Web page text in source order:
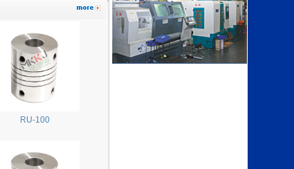
RU-100